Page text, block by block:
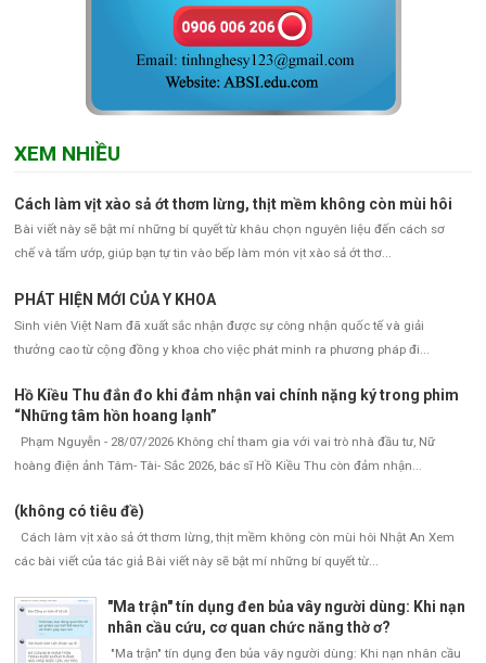
XEM NHIỀU
Cách làm vịt xào sả ớt thơm lừng, thịt mềm không còn mùi hôi
Bài viết này sẽ bật mí những bí quyết từ khâu chọn nguyên liệu đến cách sơ
chế và tẩm ướp, giúp bạn tự tin vào bếp làm món vịt xào sả ớt thơ...
PHÁT HIỆN MỚI CỦA Y KHOA
Sinh viên Việt Nam đã xuất sắc nhận được sự công nhận quốc tế và giải
thưởng cao từ cộng đồng y khoa cho việc phát minh ra phương pháp đi...
Hồ Kiều Thu đắn đo khi đảm nhận vai chính nặng ký trong phim
“Những tâm hồn hoang lạnh”
Phạm Nguyễn - 28/07/2026 Không chỉ tham gia với vai trò nhà đầu tư, Nữ
hoàng điện ảnh Tâm- Tài- Sắc 2026, bác sĩ Hồ Kiều Thu còn đảm nhận...
(không có tiêu đề)
Cách làm vịt xào sả ớt thơm lừng, thịt mềm không còn mùi hôi Nhật An Xem
các bài viết của tác giả Bài viết này sẽ bật mí những bí quyết từ...
"Ma trận" tín dụng đen bủa vây người dùng: Khi nạn
nhân cầu cứu, cơ quan chức năng thờ ơ?
"Ma trận" tín dụng đen bủa vây người dùng: Khi nạn nhân cầu